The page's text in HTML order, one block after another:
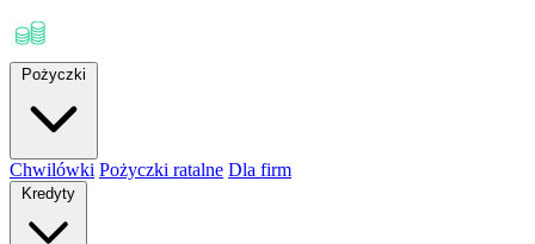
Pożyczki
Chwilówki Pożyczki ratalne Dla firm
Kredyty